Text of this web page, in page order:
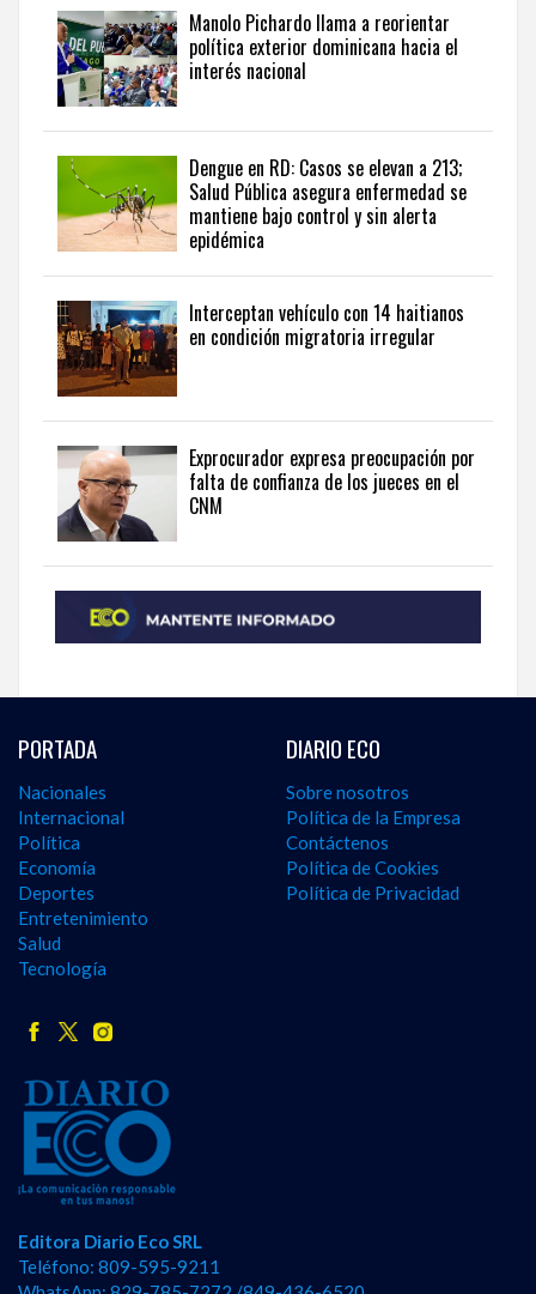
una
perspectiva
internacional,
visite
the
latest
news
the
Dominican
English.
Manolo Pichardo llama a reorientar
política exterior dominicana hacia el
interés nacional
Dengue en RD: Casos se elevan a 213;
Salud Pública asegura enfermedad se
mantiene bajo control y sin alerta
epidémica
Interceptan vehículo con 14 haitianos
en condición migratoria irregular
Exprocurador expresa preocupación por
falta de confianza de los jueces en el
CNM
PORTADA
Nacionales
Internacional
Política
Economía
Deportes
Entretenimiento
Salud
Tecnología
DIARIO ECO
Sobre nosotros
Política de la Empresa
Contáctenos
Política de Cookies
Política de Privacidad
Editora Diario Eco SRL
Teléfono: 809-595-9211